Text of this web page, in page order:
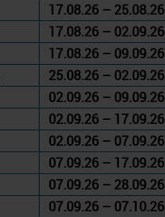
17.08.26 – 25.08.26
17.08.26 – 02.09.26
17.08.26 – 09.09.26
25.08.26 – 02.09.26
02.09.26 – 09.09.26
02.09.26 – 17.09.26
02.09.26 – 07.09.26
07.09.26 – 17.09.26
07.09.26 – 28.09.26
07.09.26 – 07.10.26